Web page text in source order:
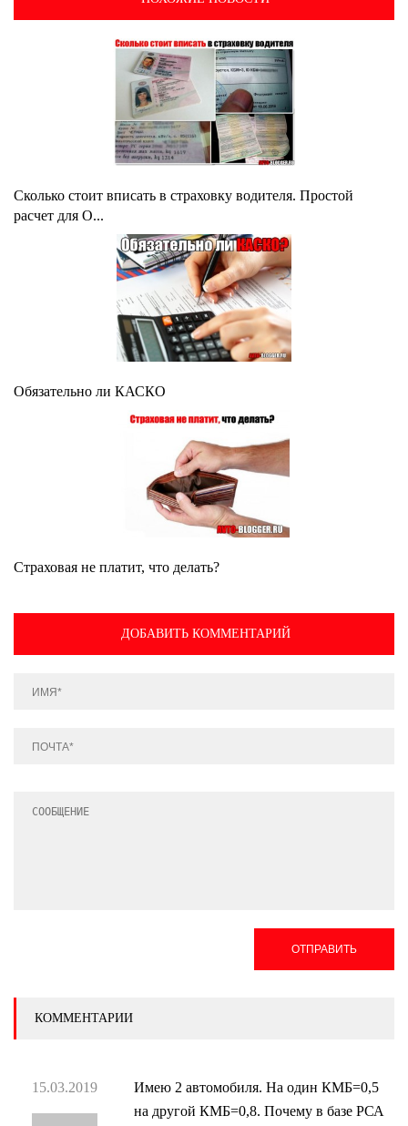
Сколько стоит вписать в страховку водителя. Простой
расчет для О...
Обязательно ли КАСКО
Страховая не платит, что делать?
ДОБАВИТЬ КОММЕНТАРИЙ
ОТПРАВИТЬ
КОММЕНТАРИИ
15.03.2019
Имею 2 автомобиля. На один КМБ=0,5
на другой КМБ=0,8. Почему в базе РСА